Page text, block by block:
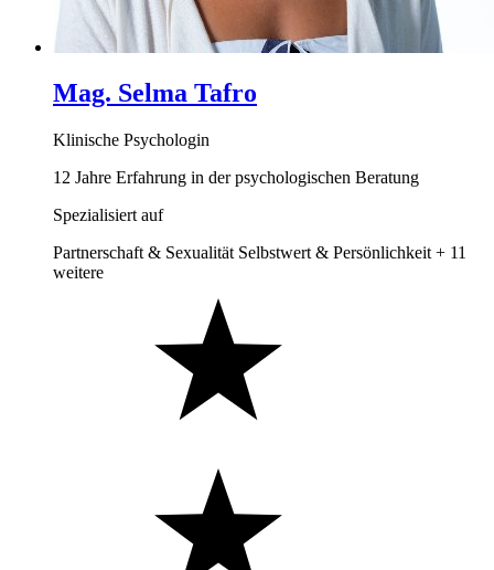
Mag. Selma Tafro
Klinische Psychologin
12 Jahre Erfahrung in der psychologischen Beratung
Spezialisiert auf
Partnerschaft & Sexualität Selbstwert & Persönlichkeit + 11
weitere